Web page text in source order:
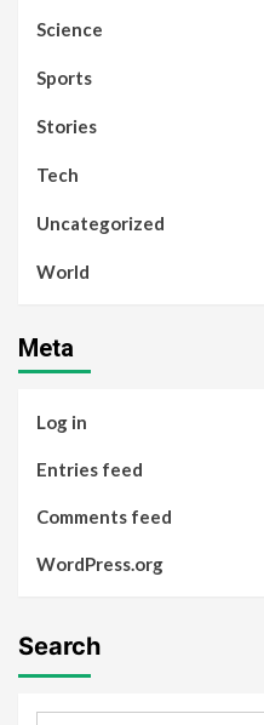
Science
Sports
Stories
Tech
Uncategorized
World
Meta
Log in
Entries feed
Comments feed
WordPress.org
Search